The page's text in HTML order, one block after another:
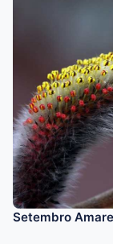
Setembro